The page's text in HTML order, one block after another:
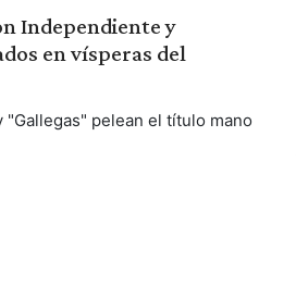
Independiente y
en vísperas del
"Gallegas" pelean el título mano